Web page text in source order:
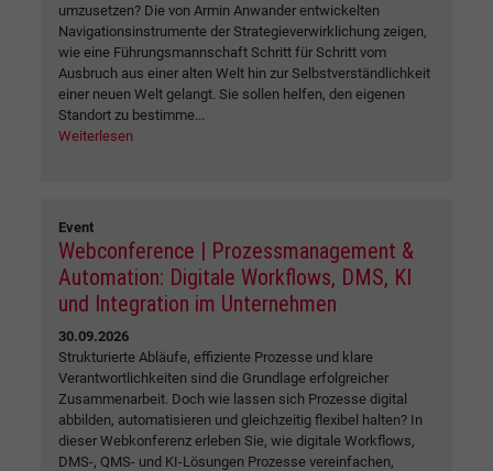
umzusetzen? Die von Armin Anwander entwickelten
Navigationsinstrumente der Strategieverwirklichung zeigen,
wie eine Führungsmannschaft Schritt für Schritt vom
Ausbruch aus einer alten Welt hin zur Selbstverständlichkeit
einer neuen Welt gelangt. Sie sollen helfen, den eigenen
Standort zu bestimme...
Weiterlesen
Event
Webconference | Prozessmanagement &
Automation: Digitale Workflows, DMS, KI
und Integration im Unternehmen
30.09.2026
Strukturierte Abläufe, effiziente Prozesse und klare
Verantwortlichkeiten sind die Grundlage erfolgreicher
Zusammenarbeit. Doch wie lassen sich Prozesse digital
abbilden, automatisieren und gleichzeitig flexibel halten? In
dieser Webkonferenz erleben Sie, wie digitale Workflows,
DMS-, QMS- und KI-Lösungen Prozesse vereinfachen,